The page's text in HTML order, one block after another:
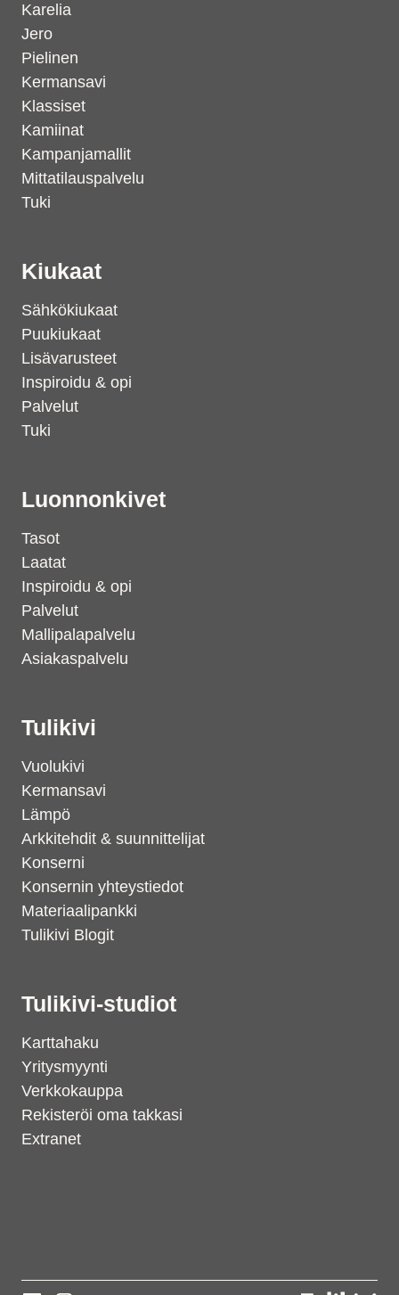
Karelia
Jero
Pielinen
Kermansavi
Klassiset
Kamiinat
Kampanjamallit
Mittatilauspalvelu
Tuki
Kiukaat
Sähkökiukaat
Puukiukaat
Lisävarusteet
Inspiroidu & opi
Palvelut
Tuki
Luonnonkivet
Tasot
Laatat
Inspiroidu & opi
Palvelut
Mallipalapalvelu
Asiakaspalvelu
Tulikivi
Vuolukivi
Kermansavi
Lämpö
Arkkitehdit & suunnittelijat
Konserni
Konsernin yhteystiedot
Materiaalipankki
Tulikivi Blogit
Tulikivi-studiot
Karttahaku
Yritysmyynti
Verkkokauppa
Rekisteröi oma takkasi
Extranet